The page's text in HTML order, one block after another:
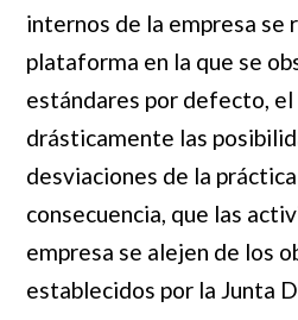
internos de la empresa se
plataforma en la que se
estándares por defecto,
drásticamente las
desviaciones de la
consecuencia, que las
empresa se alejen de los
establecidos por la Junta